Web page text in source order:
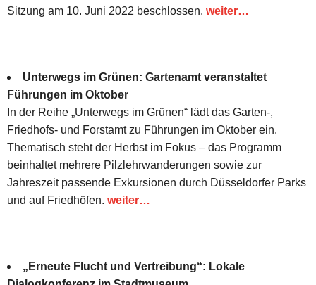
Sitzung am 10. Juni 2022 beschlossen. weiter…
Unterwegs im Grünen: Gartenamt veranstaltet
Führungen im Oktober
In der Reihe „Unterwegs im Grünen“ lädt das Garten-,
Friedhofs- und Forstamt zu Führungen im Oktober ein.
Thematisch steht der Herbst im Fokus – das Programm
beinhaltet mehrere Pilzlehrwanderungen sowie zur
Jahreszeit passende Exkursionen durch Düsseldorfer Parks
und auf Friedhöfen. weiter…
„Erneute Flucht und Vertreibung“: Lokale